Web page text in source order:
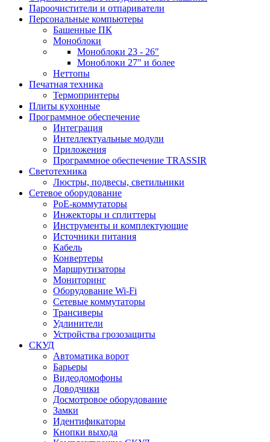
Пароочистители и отпариватели
Персональные компьютеры
Башенные ПК
Моноблоки
Моноблоки 23 - 26"
Моноблоки 27" и более
Неттопы
Печатная техника
Термопринтеры
Плиты кухонные
Программное обеспечение
Интеграция
Интеллектуальные модули
Приложения
Программное обеспечение TRASSIR
Светотехника
Люстры, подвесы, светильники
Сетевое оборудование
PoE-коммутаторы
Инжекторы и сплиттеры
Инструменты и комплектующие
Источники питания
Кабель
Конвертеры
Маршрутизаторы
Мониторинг
Оборудование Wi-Fi
Сетевые коммутаторы
Трансиверы
Удлинители
Устройства грозозащиты
СКУД
Автоматика ворот
Барьеры
Видеодомофоны
Доводчики
Досмотровое оборудование
Замки
Идентификаторы
Кнопки выхода